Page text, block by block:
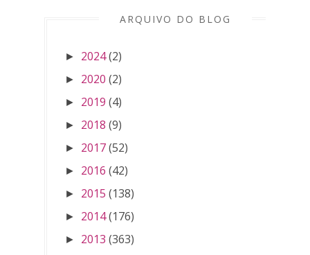
ARQUIVO DO BLOG
► 2024(2)
► 2020 (2)
► 2019 (4)
► 2018 (9)
► 2017(52)
► 2016 (42)
► 2015 (138)
► 2014(176)
► 2013 (363)